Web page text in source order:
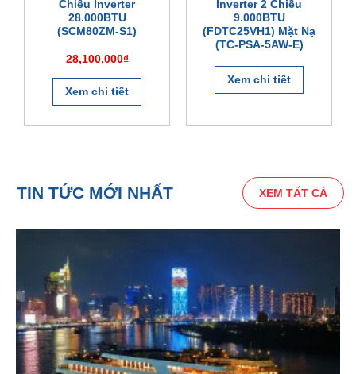
SRR50ZS-W) với chức năng tự khởi động: Khi nguồn điện
bị ngắt đột ngột máy sẽ tự động kích hoạt lại khi có điện và
hoạt động theo chế độ trước khi nguồn bị ngắt.
Chiều Inverter
28.000BTU
(SCM80ZM-S1)
28,100,000₫
Xem chi tiết
Inverter 2 Chiều
9.000BTU
(FDTC25VH1) Mặt Nạ
(TC-PSA-5AW-E)
Xem chi tiết
TIN TỨC MỚI NHẤT XEM TẤT CẢ